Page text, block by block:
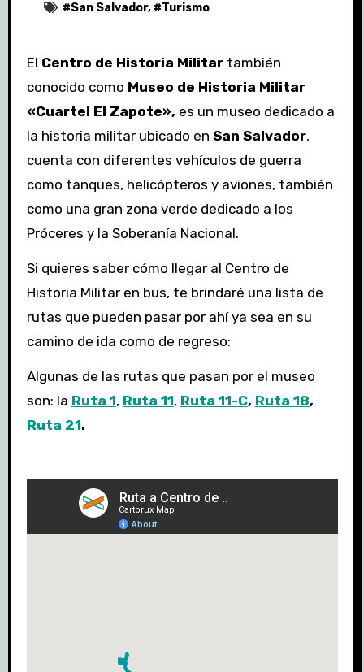
#San Salvador, #Turismo
El Centro de Historia Militartambién
conocido como Museo de Historia Militar
«Cuartel El Zapote», es un museo dedicado a
la historia militar ubicado en San Salvador,
cuenta con diferentes vehículos de guerra
como tanques, helicópteros y aviones, también
como una gran zona verde dedicado a los
Próceres y la Soberanía Nacional.
Si quieres saber cómo llegar al Centro de
Historia Militar en bus, te brindaré una lista de
rutas que pueden pasar por ahí ya sea en su
camino de ida como de regreso:
Algunas de las rutas que pasan por el museo
son: la Ruta 1, Ruta 11, Ruta 11-C, Ruta 18,
Ruta 21.